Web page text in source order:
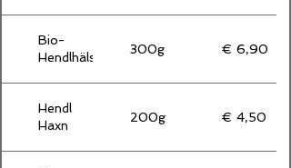
Bio-
Hendlhälse
300g € 6,90
Hendl
Haxn
200g € 4,50